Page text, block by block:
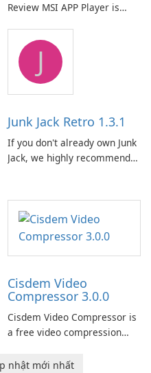
Review MSI APP Player is
emulator built atop the
BlueStacks engine and tuned
for MSI hardware.
J
Junk Jack Retro 1.3.1
If you don't already own Junk
Jack, we highly recommend
This game is where it all
began! Junk Jack Retro,
formerly known as Junk Jack,
Cisdem Video
Compressor 3.0.0
Cisdem Video Compressor is
a free video compression
users to compress media
nhật mới nhất